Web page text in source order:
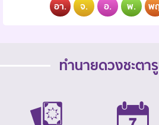
อา. จ. อ. พ. พ
ทำนายดวงชะตา